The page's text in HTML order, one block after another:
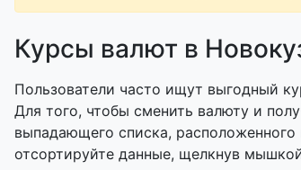
Курсы валют в
Пользователи часто ищут выгодный
Для того, чтобы сменить валюту и
выпадающего списка,
отсортируйте данные, щелкнув